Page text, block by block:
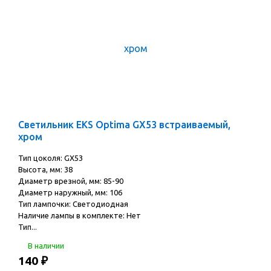
Светильник EKS Optima GX53 встраиваемый,
хром
Тип цоколя: GX53
Высота, мм: 38
Диаметр врезной, мм: 85-90
Диаметр наружный, мм: 106
Тип лампочки: Светодиодная
Наличие лампы в комплекте: Нет
Тип...
В наличии
140 ₽